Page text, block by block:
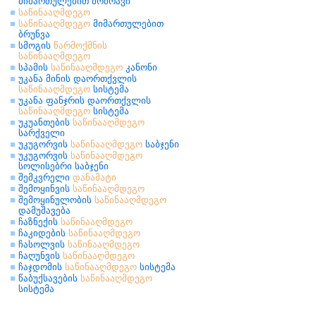
საწინააღმდეგო
საწინააღმდეგო მიმართულებით
ბრუნვა
სმოგის წარმოქმნის
საწინააღმდეგო
სპამის საწინააღმდეგო კანონი
უკანა მინის დაორთქვლის
საწინააღმდეგო სისტემა
უკანა ფანჯრის დაორთქვლის
საწინააღმდეგო სისტემა
უკუანთების საწინააღმდეგო
სარქველი
უკუგორვის საწინააღმდეგო საბჯენი
უკუგორვის საწინააღმდეგო
სოლისებრი საბჯენი
შემკვრელი დანამატი
შემოყინვის საწინააღმდეგო
შემოყინულობის საწინააღმდეგო
დამუშავება
ჩაზნექის საწინააღმდეგო
ჩაკიდების საწინააღმდეგო
ჩასოლვის საწინააღმდეგო
ჩაღუნვის საწინააღმდეგო
ჩაჯდომის საწინააღმდეგო სისტემა
წაბუქსავების საწინააღმდეგო
სისტემა